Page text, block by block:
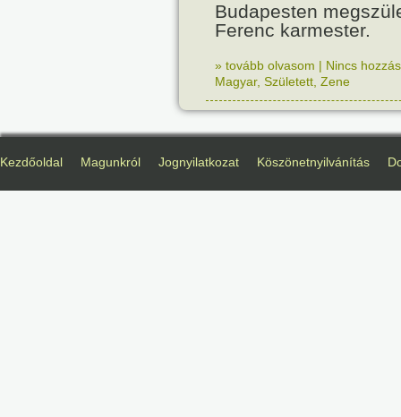
Budapesten
Ferenc karmester.
» tovább olvasom | Nincs
Magyar, Született Zene
Kezdőoldal Magunkról Jognyilatkozat Köszönetnyilvánítás